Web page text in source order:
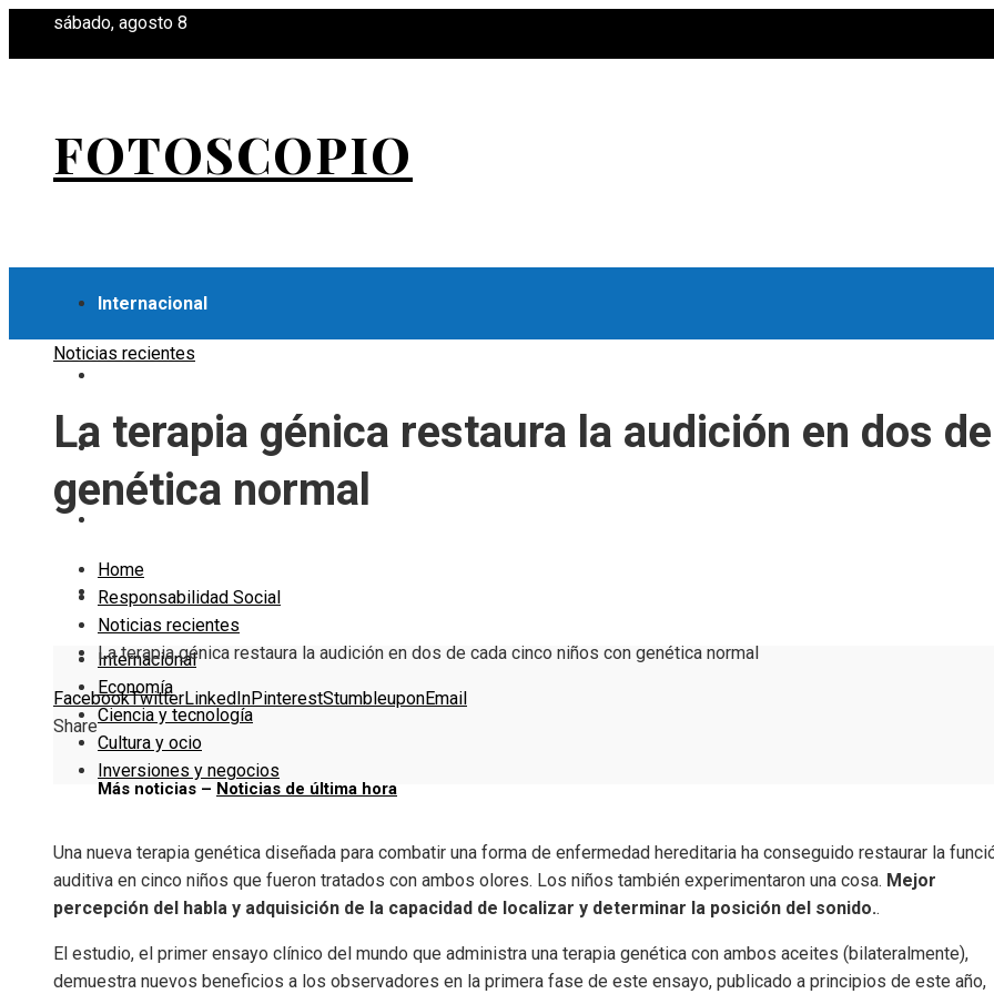
sábado, agosto 8
FOTOSCOPIO
Internacional
Ciencia y tecnología
Inversiones y negocios
Internacional
Economía
Ciencia y tecnología
Cultura y ocio
Inversiones y negocios
Noticias recientes
La terapia génica restaura la audición en dos
genética normal
Home
Responsabilidad Social
Noticias recientes
La terapia génica restaura la audición en dos de cada cinco niños con genética normal
FacebookTwitterLinkedInPinterestStumbleuponEmail
Share
Más noticias – Noticias de última hora
Una nueva terapia genética diseñada para combatir una forma de enfermedad hereditaria ha conseguido restaurar la
auditiva en cinco niños que fueron tratados con ambos olores. Los niños también experimentaron una cosa. Mejor
percepción del habla y adquisición de la capacidad de localizar y determinar la posición del sonido..
El estudio, el primer ensayo clínico del mundo que administra una terapia genética con ambos aceites (bilateralmente),
demuestra nuevos beneficios a los observadores en la primera fase de este ensayo, publicado a principios de este año,